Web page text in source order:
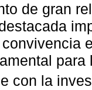
de gran
con la